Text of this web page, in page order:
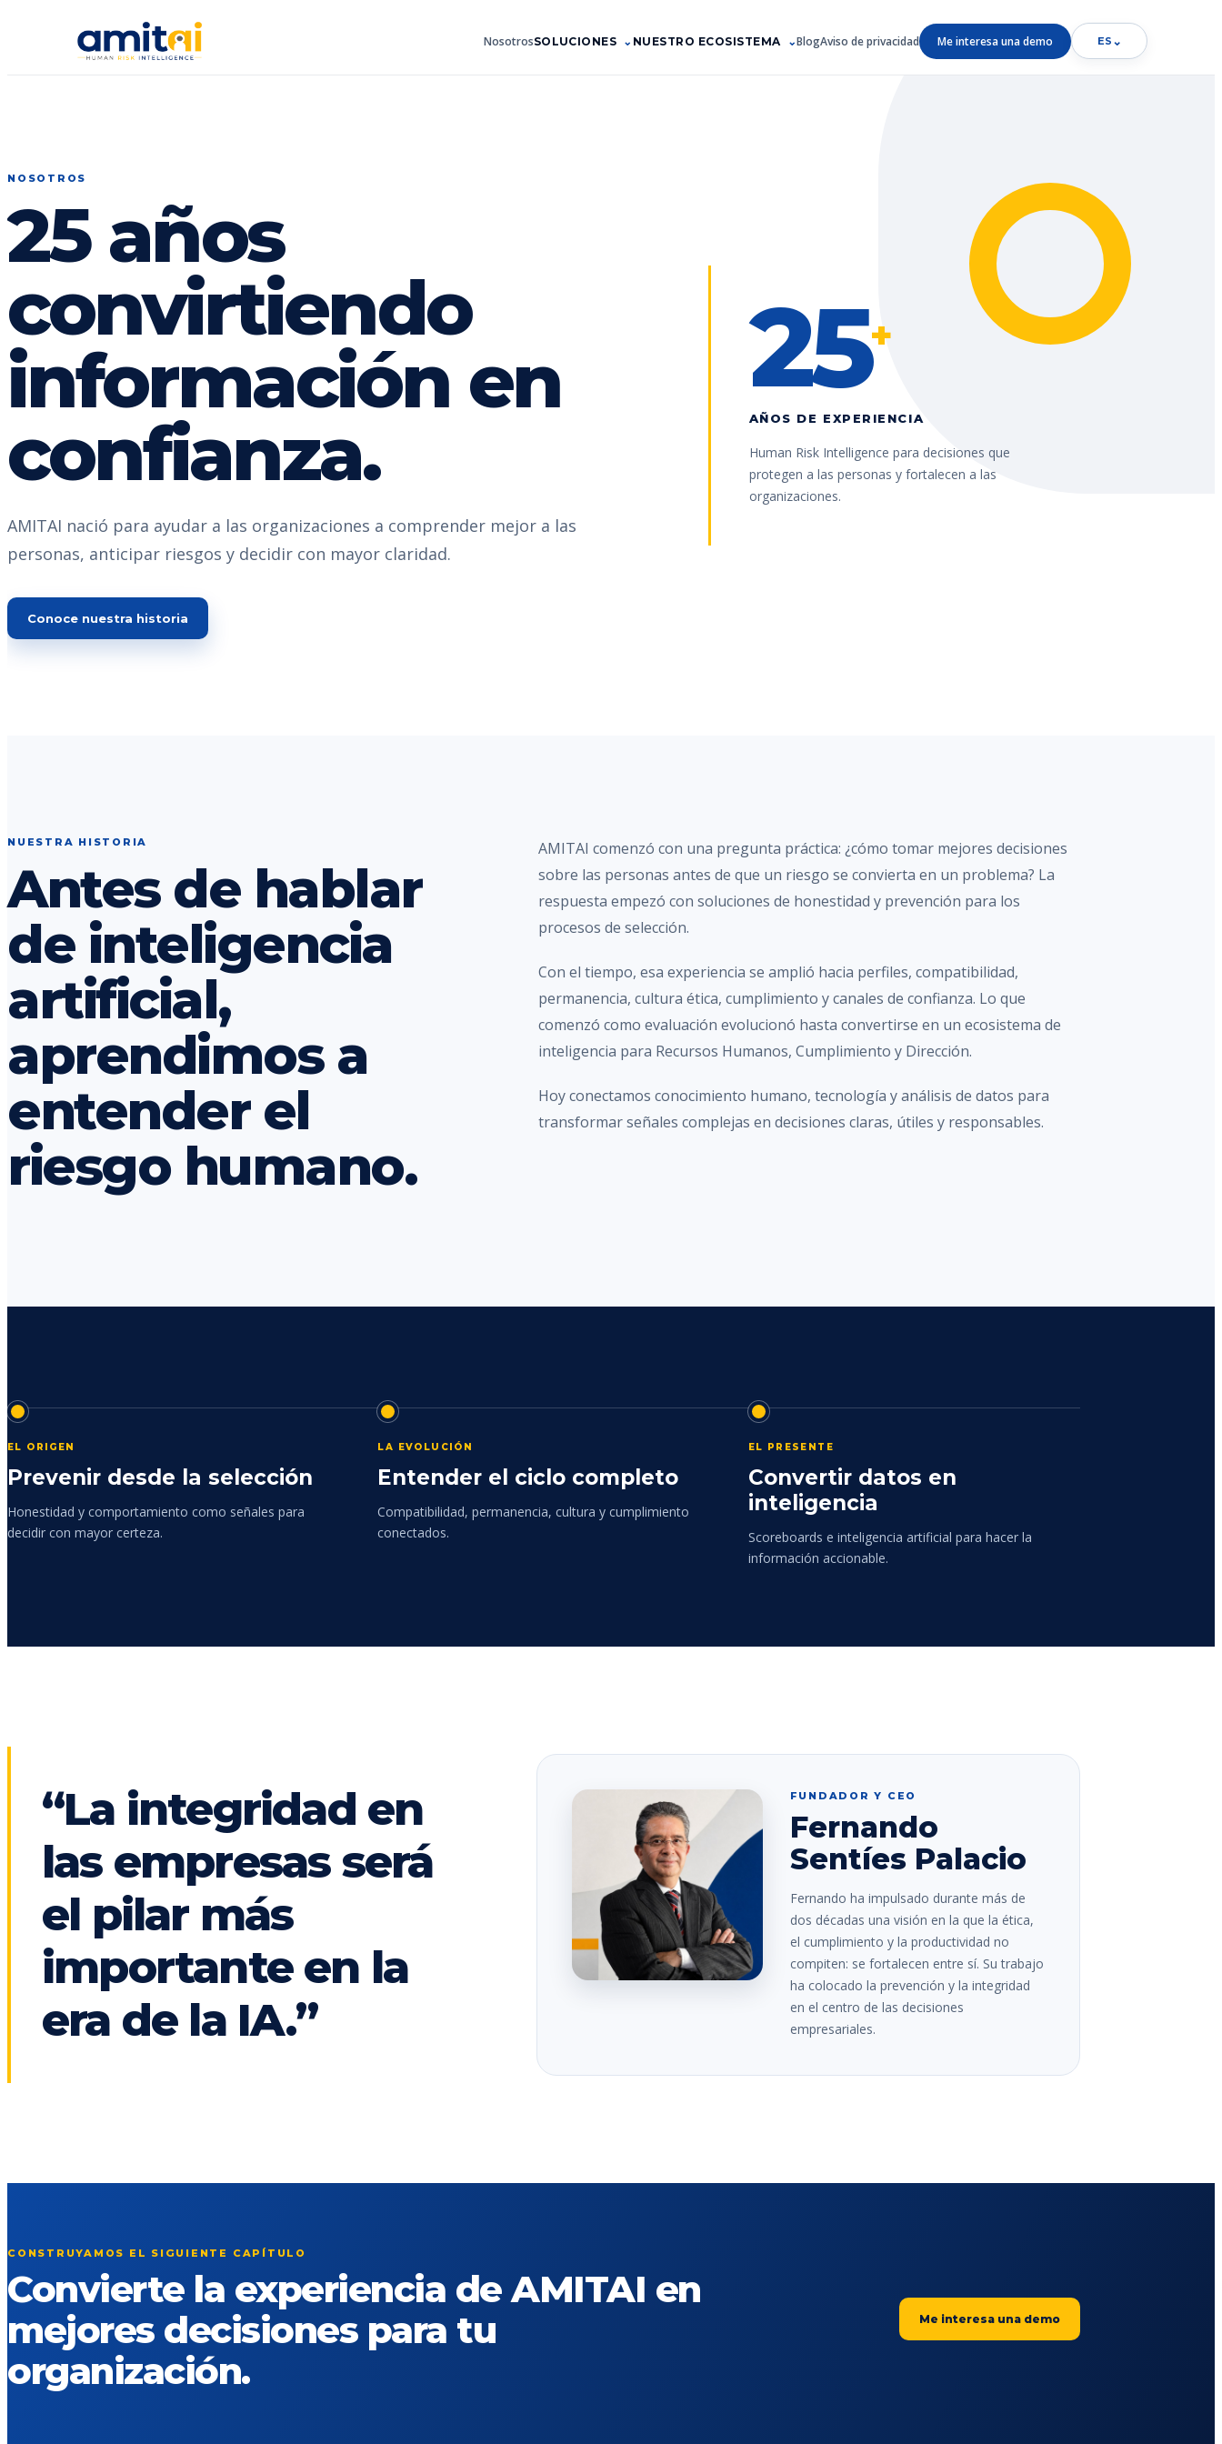
NosotrosSOLUCIONES NUESTRO ECOSISTEMA BlogAviso de privacidad Me interesa una demo ES ⌄
NOSOTROS
25 años
convirtiendo
información en
confianza.
AMITAI nació para ayudar a las organizaciones a comprender mejor a las
personas, anticipar riesgos y decidir con mayor claridad.
Conoce nuestra historia
25+
AÑOS DE EXPERIENCIA
Human Risk Intelligence para decisiones que
protegen a las personas y fortalecen a las
organizaciones.
NUESTRA HISTORIA
Antes de hablar
de inteligencia
artificial,
aprendimos a
entender el
riesgo humano.
AMITAI comenzó con una pregunta práctica: ¿cómo tomar mejores decisiones
sobre las personas antes de que un riesgo se convierta en un problema? La
respuesta empezó con soluciones de honestidad y prevención para los
procesos de selección.
Con el tiempo, esa experiencia se amplió hacia perfiles, compatibilidad,
permanencia, cultura ética, cumplimiento y canales de confianza. Lo que
comenzó como evaluación evolucionó hasta convertirse en un ecosistema de
inteligencia para Recursos Humanos, Cumplimiento y Dirección.
Hoy conectamos conocimiento humano, tecnología y análisis de datos para
transformar señales complejas en decisiones claras, útiles y responsables.
EL ORIGEN
Prevenir desde la selección
Honestidad y comportamiento como señales para
decidir con mayor certeza.
LA EVOLUCIÓN
Entender el ciclo completo
Compatibilidad, permanencia, cultura y cumplimiento
conectados.
EL PRESENTE
Convertir datos en
inteligencia
Scoreboards e inteligencia artificial para hacer la
información accionable.
“La integridad en
las empresas será
el pilar más
importante en la
era de la IA.”
FUNDADOR Y CEO
Fernando
Sentíes Palacio
Fernando ha impulsado durante más de
dos décadas una visión en la que la ética,
el cumplimiento y la productividad no
compiten: se fortalecen entre sí. Su trabajo
ha colocado la prevención y la integridad
en el centro de las decisiones
empresariales.
CONSTRUYAMOS EL SIGUIENTE CAPÍTULO
Convierte la experiencia de AMITAI en
mejores decisiones para tu
organización.
Me interesa una demo